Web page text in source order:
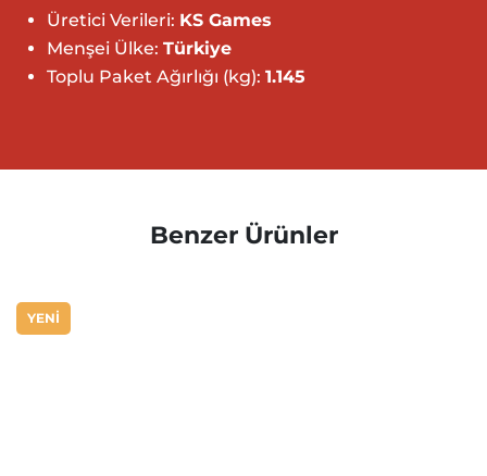
Üretici Verileri: KS Games
Menşei Ülke: Türkiye
Toplu Paket Ağırlığı (kg): 1.145
Benzer Ürünler
YENİ